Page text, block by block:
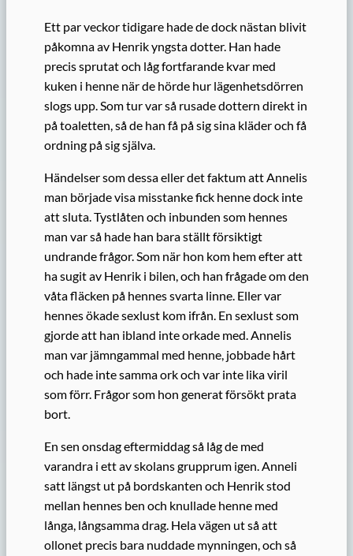
Ett par veckor tidigare hade de dock nästan blivit
påkomna av Henrik yngsta dotter. Han hade
precis sprutat och låg fortfarande kvar med
kuken i henne när de hörde hur lägenhetsdörren
slogs upp. Som tur var så rusade dottern direkt in
på toaletten, så de han få på sig sina kläder och få
ordning på sig själva.
Händelser som dessa eller det faktum att Annelis
man började visa misstanke fick henne dock inte
att sluta. Tystlåten och inbunden som hennes
man var så hade han bara ställt försiktigt
undrande frågor. Som när hon kom hem efter att
ha sugit av Henrik i bilen, och han frågade om den
våta fläcken på hennes svarta linne. Eller var
hennes ökade sexlust kom ifrån. En sexlust som
gjorde att han ibland inte orkade med. Annelis
man var jämngammal med henne, jobbade hårt
och hade inte samma ork och var inte lika viril
som förr. Frågor som hon generat försökt prata
bort.
En sen onsdag eftermiddag så låg de med
varandra i ett av skolans grupprum igen. Anneli
satt längst ut på bordskanten och Henrik stod
mellan hennes ben och knullade henne med
långa, långsamma drag. Hela vägen ut så att
ollonet precis bara nuddade mynningen, och så